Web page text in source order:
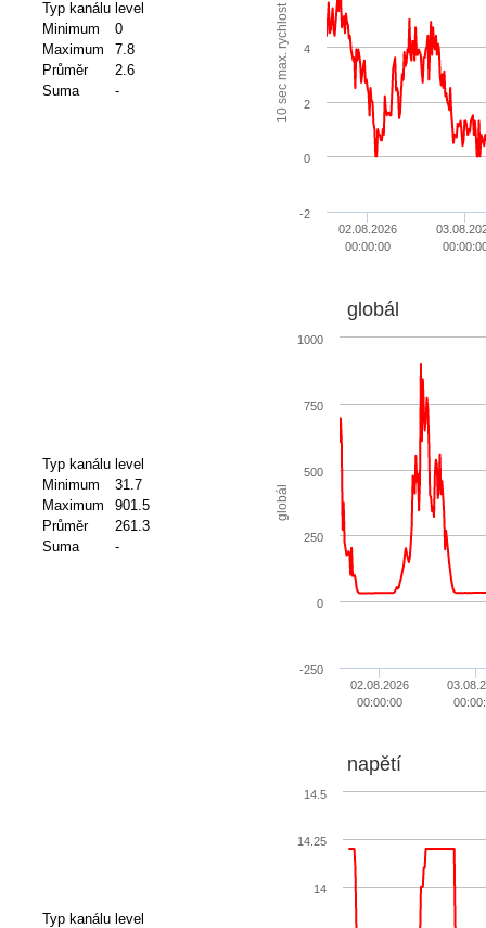
Typ kanálu level
Minimum
0
Maximum
7.8
Průměr
2.6
Suma
- 10 sec max. rychlost větru
02.08.2026
00:00:00
-2
0
2
4
Typ kanálu level
Minimum
31.7
Maximum
901.5
Průměr
261.3
Suma
-
globál
globál
02.08.2026
00:00:00
0
1000
-250
250
500
750
Typ kanálu level
napětí
14
14.25
14.5